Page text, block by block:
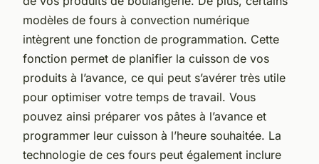
modèles de fours à convection numérique
intègrent une fonction de programmation. Cette
fonction permet de planifier la cuisson de vos
produits à l’avance, ce qui peut s’avérer très utile
pour optimiser votre temps de travail. Vous
pouvez ainsi préparer vos pâtes à l’avance et
programmer leur cuisson à l’heure souhaitée. La
technologie de ces fours peut également inclure